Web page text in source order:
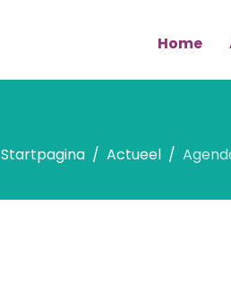
Home
Startpagina Actueel